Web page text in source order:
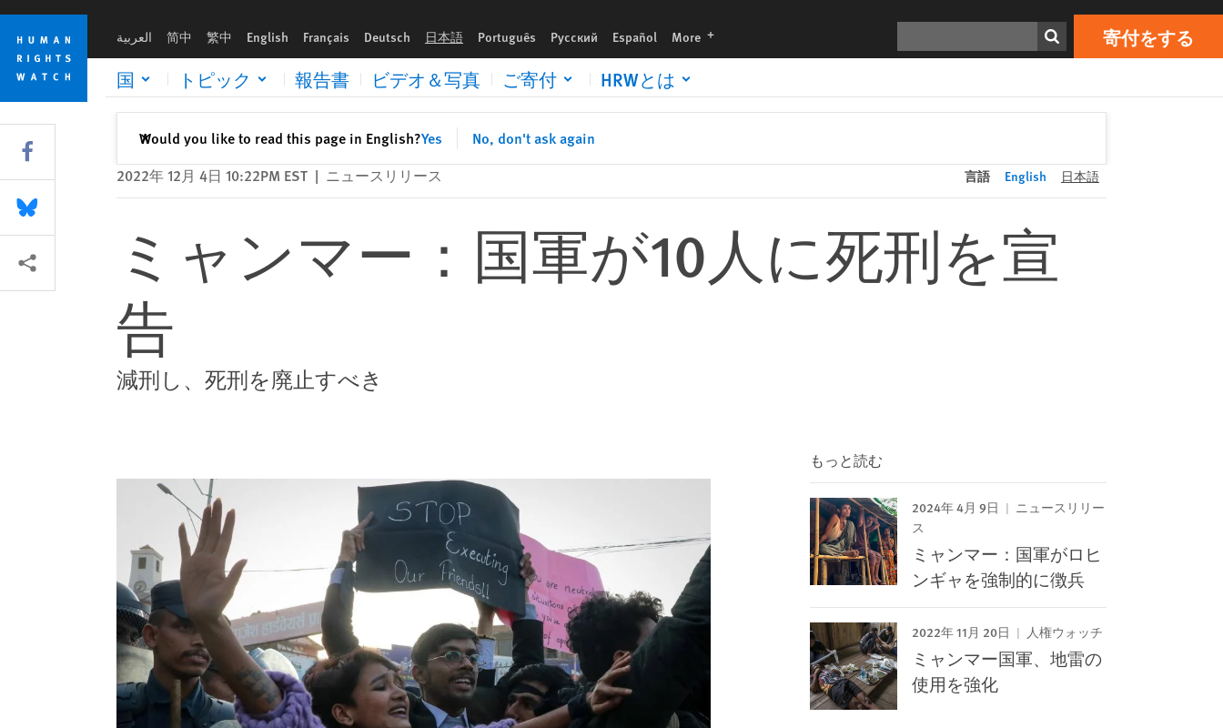
Skip
cookie
privacy
notice
Skip
main
content
العربية 简中 繁中 English Français Deutsch 日本語 Português Русский Español More languages 寄付をする
国 トピック 報告書 ビデオ＆写真 ご寄付 HRWとは
Would you like to read this page in English?Yes No, don't ask again
✕閉じる
Print 寄付をする
2022年 12月 4日 10:22PM EST | ニュースリリース 言語 English 日本語
ミャンマー：国軍が10人に死刑を宣
告
減刑し、死刑を廃止すべき
もっと読む
2024年 4月 9日
ニュースリリー
ス
ミャンマー：国軍がロヒ
ンギャを強制的に徴兵
2022年 11月 20日 人権ウォッチ
ミャンマー国軍、地雷の
使用を強化
Share this via Facebook
Share this via Bluesky
More sharing options